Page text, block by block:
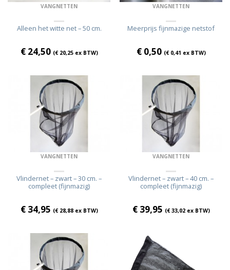
VANGNETTEN
Alleen het witte net – 50 cm.
€24,50 (€20,25ex BTW)
VANGNETTEN
Meerprijs fijnmazige netstof
€0,50 (€0,41 ex BTW)
VANGNETTEN
Vlindernet – zwart – 30 cm. –
compleet (fijnmazig)
€34,95 (€28,88ex BTW)
VANGNETTEN
Vlindernet – zwart – 40 cm. –
compleet (fijnmazig)
€39,95 (€33,02ex BTW)